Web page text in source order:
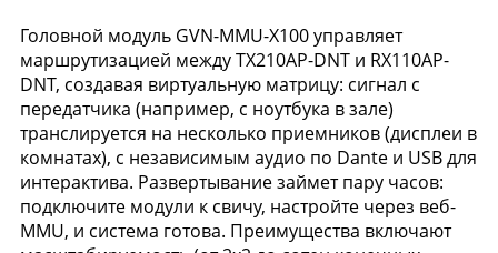
Головной модуль GVN-MMU-X100 управляет
маршрутизацией между TX210AP-DNT и RX110AP-
DNT, создавая виртуальную матрицу: сигнал с
передатчика (например, с ноутбука в зале)
транслируется на несколько приемников (дисплеи в
комнатах), с независимым аудио по Dante и USB для
интерактива. Развертывание займет пару часов:
подключите модули к свичу, настройте через веб-
MMU, и система готова. Преимущества включают